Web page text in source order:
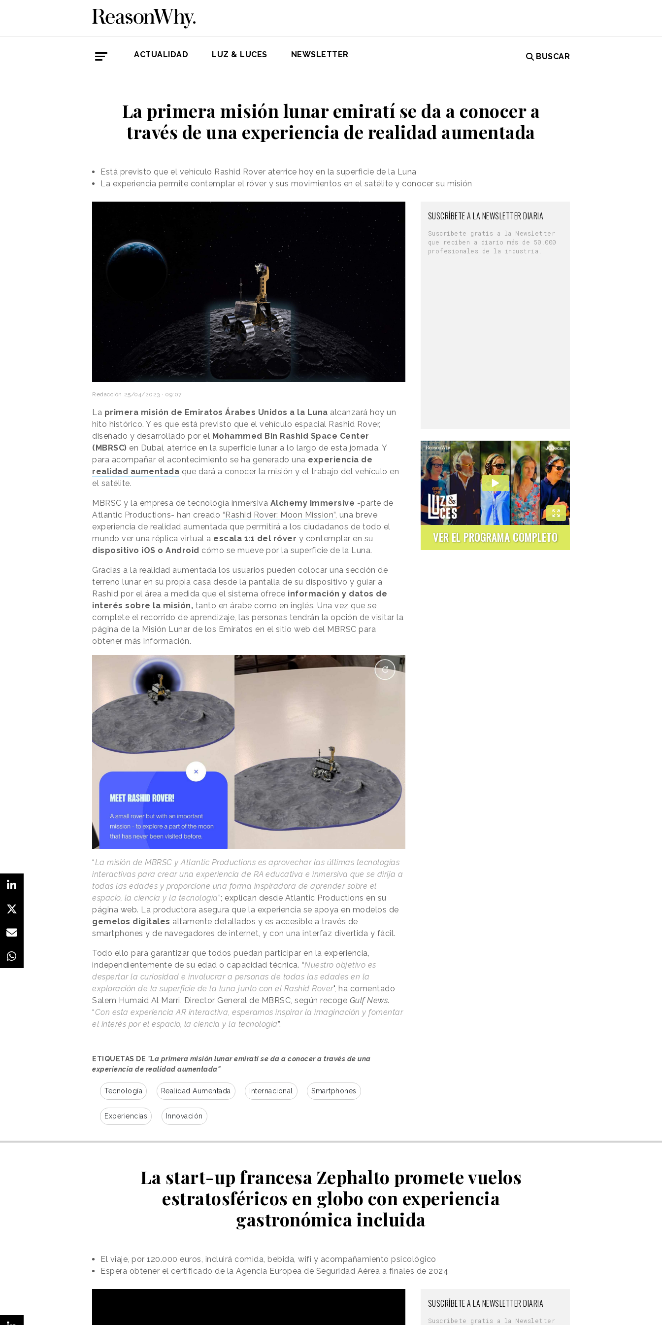
ACTUALIDAD LUZ & LUCES NEWSLETTER BUSCAR
La primera misión lunar emiratí se da a conocer a
través de una experiencia de realidad aumentada
Está previsto que el vehículo Rashid Rover aterrice hoy en la superficie de la Luna
La experiencia permite contemplar el róver y sus movimientos en el satélite y conocer su misión
Redacción 25/04/2023 · 09:07
La primera misión de Emiratos Árabes Unidos a la Luna alcanzará hoy un
hito histórico. Y es que está previsto que el vehículo espacial Rashid Rover,
diseñado y desarrollado por el Mohammed Bin Rashid Space Center
(MBRSC) en Dubai, aterrice en la superficie lunar a lo largo de esta jornada. Y
para acompañar el acontecimiento se ha generado una experiencia de
realidad aumentada que dará a conocer la misión y el trabajo del vehículo en
el satélite.
MBRSC y la empresa de tecnología inmersiva Alchemy Immersive -parte de
Atlantic Productions- han creado “Rashid Rover: Moon Mission”, una breve
experiencia de realidad aumentada que permitirá a los ciudadanos de todo el
mundo ver una réplica virtual a escala 1:1 del róver y contemplar en su
dispositivo iOS o Android cómo se mueve por la superficie de la Luna.
Gracias a la realidad aumentada los usuarios pueden colocar una sección de
terreno lunar en su propia casa desde la pantalla de su dispositivo y guiar a
Rashid por el área a medida que el sistema ofrece información y datos de
interés sobre la misión, tanto en árabe como en inglés. Una vez que se
complete el recorrido de aprendizaje, las personas tendrán la opción de visitar la
página de la Misión Lunar de los Emiratos en el sitio web del MBRSC para
obtener más información.
“La misión de MBRSC y Atlantic Productions es aprovechar las últimas tecnologías
interactivas para crear una experiencia de RA educativa e inmersiva que se dirija a
todas las edades y proporcione una forma inspiradora de aprender sobre el
espacio, la ciencia y la tecnología”; explican desde Atlantic Productions en su
página web. La productora asegura que la experiencia se apoya en modelos de
gemelos digitales altamente detallados y es accesible a través de
smartphones y de navegadores de internet, y con una interfaz divertida y fácil.
Todo ello para garantizar que todos puedan participar en la experiencia,
independientemente de su edad o capacidad técnica. “Nuestro objetivo es
despertar la curiosidad e involucrar a personas de todas las edades en la
exploración de la superficie de la luna junto con el Rashid Rover", ha comentado
Salem Humaid Al Marri, Director General de MBRSC, según recoge Gulf News.
“Con esta experiencia AR interactiva, esperamos inspirar la imaginación y fomentar
el interés por el espacio, la ciencia y la tecnología”.
ETIQUETAS DE "La primera misión lunar emiratí se da a conocer a través de una
experiencia de realidad aumentada"
Tecnología Realidad Aumentada Internacional Smartphones
Experiencias Innovación
SUSCRÍBETE A LA NEWSLETTER DIARIA
Suscríbete gratis a la Newsletter
que reciben a diario más de 50.000
profesionales de la industria.
VER EL PROGRAMA COMPLETO
La start-up francesa Zephalto promete vuelos
estratosféricos en globo con experiencia
gastronómica incluida
El viaje, por 120.000 euros, incluirá comida, bebida, wifi y acompañamiento psicológico
Espera obtener el certificado de la Agencia Europea de Seguridad Aérea a finales de 2024
SUSCRÍBETE A LA NEWSLETTER DIARIA
Suscríbete gratis a la Newsletter